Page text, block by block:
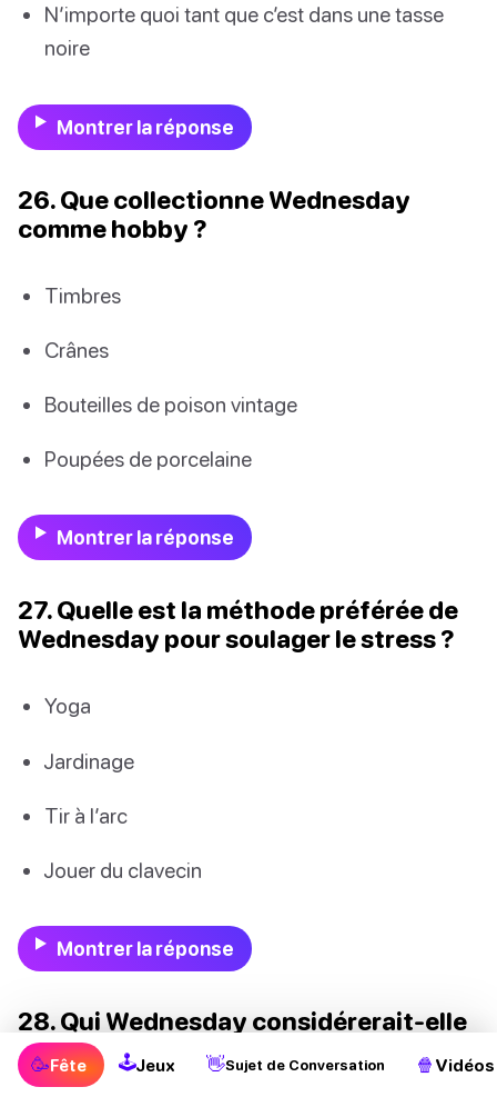
N’importe quoi tant que c’est dans une tasse
noire
Montrer la réponse
26. Que collectionne Wednesday
comme hobby ?
Timbres
Crânes
Bouteilles de poison vintage
Poupées de porcelaine
Montrer la réponse
27. Quelle est la méthode préférée de
Wednesday pour soulager le stress ?
Yoga
Jardinage
Tir à l’arc
Jouer du clavecin
Montrer la réponse
28. Qui Wednesday considérerait-elle
probablement comme un modèle ?
🥳Fête 🕹Jeux 👋Sujet de Conversation 🍿 Vidéos